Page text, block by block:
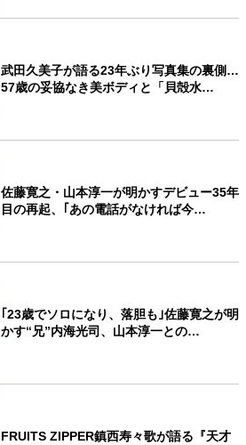
武田久美子が語る23年ぶり写真集の裏側…
57歳の妥協なき美ボディと「貝殻水…
佐藤寛之・山本淳一が明かすデビュー35年
目の再起、｢あの電話がなければ今…
｢23歳でソロになり、落胆も｣佐藤寛之が明
かす“兄”内海光司、山本淳一との…
FRUITS ZIPPER鎮西寿々歌が語る『天才